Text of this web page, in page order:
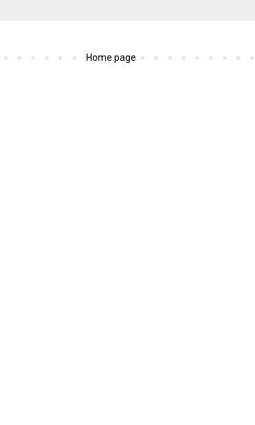
Home page